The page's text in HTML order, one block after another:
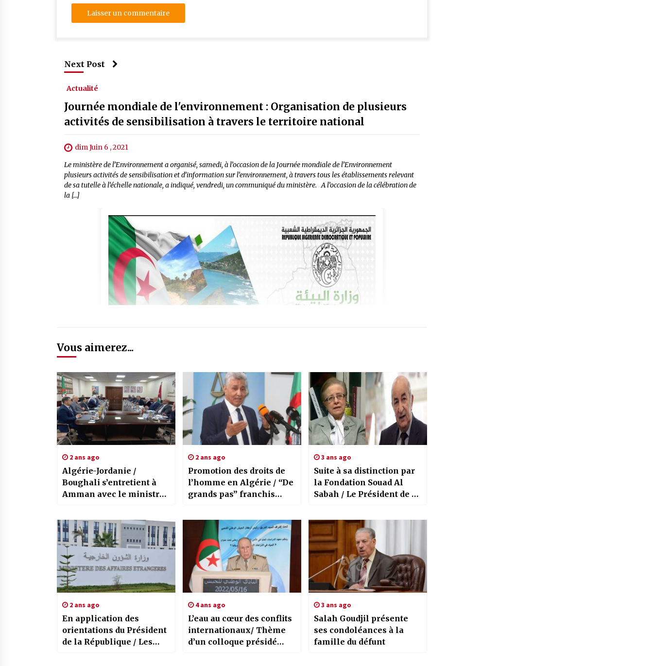
Next Post
Actualité
Journée mondiale de l'environnement : Organisation de plusieurs
activités de sensibilisation à travers le territoire national
dim Juin 6 , 2021
Le ministère de l’Environnement a organisé, samedi, à l’occasion de la Journée mondiale de l’Environnement
plusieurs activités de sensibilisation et d’information sur l’environnement, à travers tous les établissements relevant
de sa tutelle à l’échelle nationale, a indiqué, vendredi, un communiqué du ministère. A l’occasion de la célébration de
la […]
Vous aimerez...
2 ans ago
Algérie-Jordanie /
Boughali s’entretient à
Amman avec le ministre
2 ans ago
Promotion des droits de
l’homme en Algérie / “De
grands pas” franchis
Zaalani
3 ans ago
Suite à sa distinction par
la Fondation Souad Al
Sabah / Le Président de la
Zhour Ounissi
2 ans ago
En application des
orientations du Président
de la République / Les
4 ans ago
L’eau au cœur des conflits
internationaux/ Thème
d’un colloque présidé
3 ans ago
Salah Goudjil présente
ses condoléances à la
famille du défunt